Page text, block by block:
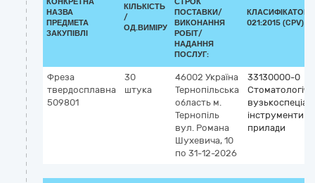
НАЗВА
ПРЕДМЕТА
ЗАКУПІВЛІ
КІЛЬКІСТЬ
/
ОД.ВИМІРУ
ПОСТАВКИ/
ВИКОНАННЯ
РОБІТ/
НАДАННЯ
ПОСЛУГ:
КЛАСИФІКАТОР
021:2015 (CPV)
Фреза
твердосплавна
509801
30
штука
46002 Україна
Тернопільська
область м.
Тернопіль
вул. Романа
Шухевича, 10
по 31-12-2026
33130000-0
інструменти та
прилади